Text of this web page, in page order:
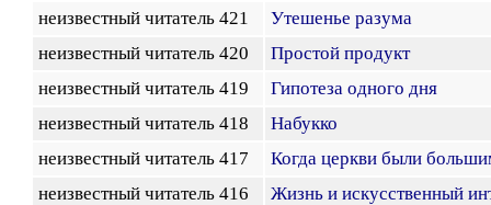
неизвестный читатель 421
Утешенье разума
неизвестный читатель 420
Простой продукт
неизвестный читатель 419
Гипотеза одного дня
неизвестный читатель 418
Набукко
неизвестный читатель 417
Когда церкви были
неизвестный читатель 416
Жизнь и искусственный